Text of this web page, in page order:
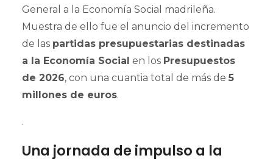
General a la Economía Social madrileña.
Muestra de ello fue el anuncio del incremento
de las partidas presupuestarias destinadas
a la Economía Social en los Presupuestos
de 2026, con una cuantia total de más de 5
millones de euros.
.
Una jornada de impulso a la